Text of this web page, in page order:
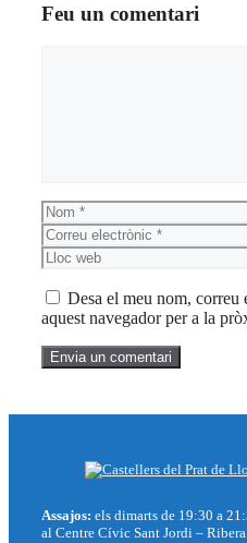
Feu un comentari
Nom
Desa el meu nom,
aquest navegador per a la
Assajos: els dimarts de 19:30 a
al Centre Cívic Sant Jordi –